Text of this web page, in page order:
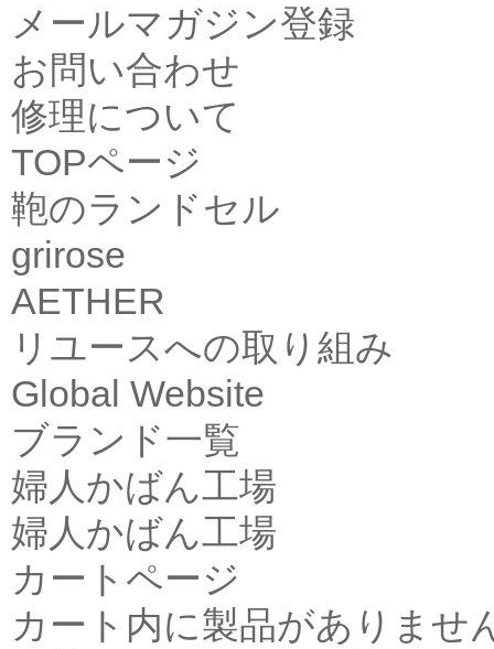
メールマガジン登録
お問い合わせ
修理について
TOPページ
鞄のランドセル
grirose
AETHER
リユースへの取り組み
Global Website
ブランド一覧
婦人かばん工場
婦人かばん工場
カートページ
カート内に製品がありませ